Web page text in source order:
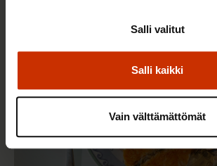
Salli kaikki
Salli valitut
Vain välttämättömät
TERVE JA HYVÄ TYÖELÄMÄ